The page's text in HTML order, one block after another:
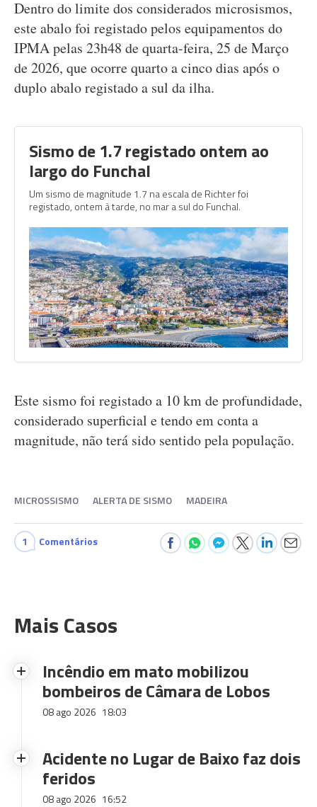
Dentro do limite dos considerados microsismos,
este abalo foi registado pelos equipamentos do
IPMA pelas 23h48 de quarta-feira, 25 de Março
de 2026, que ocorre quarto a cinco dias após o
duplo abalo registado a sul da ilha.
Sismo de 1.7 registado ontem ao
largo do Funchal
Um sismo de magnitude 1.7 na escala de Richter foi
registado, ontem à tarde, no mar a sul do Funchal.
Este sismo foi registado a 10 km de profundidade,
considerado superficial e tendo em conta a
magnitude, não terá sido sentido pela população.
MICROSSISMO ALERTA DE SISMO MADEIRA
1 Comentários
Mais Casos
Incêndio em mato mobilizou
bombeiros de Câmara de Lobos
08 ago 2026 18:03
Acidente no Lugar de Baixo faz dois
feridos
08 ago 2026 16:52